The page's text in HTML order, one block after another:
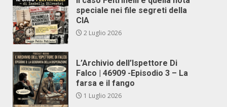
speciale nei file segreti della
CIA
2 Luglio 2026
L’Archivio dell’Ispettore Di
Falco | 46909 -Episodio 3 – La
farsa e il fango
1 Luglio 2026